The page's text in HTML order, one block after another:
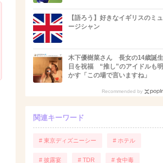
【語ろう】好きなイギリスのミュ
ージシャン
木下優樹菜さん 長女の14歳誕生
日を祝福 “推し”のアイドルも明
かす「この場で言いますね」
Recommended by
関連キーワード
# 東京ディズニーシー # ホテル
# 披露宴 # TDR # 食中毒